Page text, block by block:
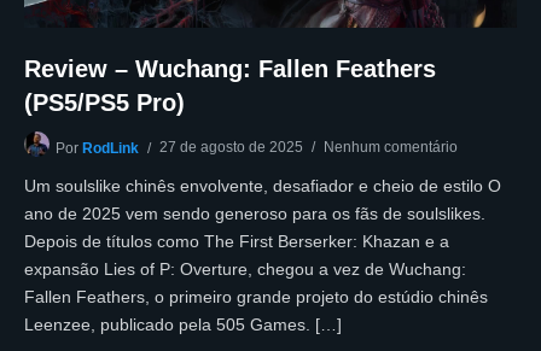
Review – Wuchang: Fallen Feathers
(PS5/PS5 Pro)
Por RodLink 27 de agosto de 2025 Nenhum comentário
Um soulslike chinês envolvente, desafiador e cheio de estilo O
ano de 2025 vem sendo generoso para os fãs de soulslikes.
Depois de títulos como The First Berserker: Khazan e a
expansão Lies of P: Overture, chegou a vez de Wuchang:
Fallen Feathers, o primeiro grande projeto do estúdio chinês
Leenzee, publicado pela 505 Games. […]